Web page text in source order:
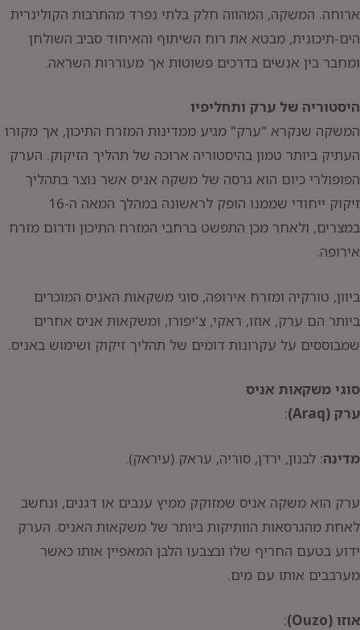
ארוחה. המשקה, המהווה חלק בלתי נפרד מהתרבות הקולינרית
הים-תיכונית, מבטא את רוח השיתוף והאיחוד סביב השולחן
ומחבר בין אנשים בדרכים פשוטות אך מעוררות השראה.
היסטוריה של ערק ותחליפיו
המשקה שנקרא "ערק" מגיע ממדינות המזרח התיכון, אך מקורו
העתיק ביותר טמון בהיסטוריה ארוכה של תהליך הזיקוק. הערק
הפופולרי כיום הוא גרסה של משקה אניס אשר נוצר בתהליך
זיקוק ייחודי שממנו הופק לראשונה במהלך המאה ה-16
במצרים, ולאחר מכן התפשט ברחבי המזרח התיכון ודרום מזרח
אירופה.
ביוון, טורקיה ומזרח אירופה, סוגי משקאות האניס המוכרים
ביותר הם ערק, אוזו, ראקי, צ'יפורו, ומשקאות אניס אחרים
שמבוססים על עקרונות דומים של תהליך זיקוק ושימוש באניס.
סוגי משקאות אניס
ערק (Araq)
:
מדינה: לבנון, ירדן, סוריה, עראק (עיראק).
ערק הוא משקה אניס שמזוקק ממיץ ענבים או דגנים, ונחשב
לאחת מהגרסאות הוותיקות ביותר של משקאות האניס. הערק
ידוע בטעם החריף שלו ובצבעו הלבן המאפיין אותו כאשר
מערבבים אותו עם מים.
אוזו (Ouzo) :